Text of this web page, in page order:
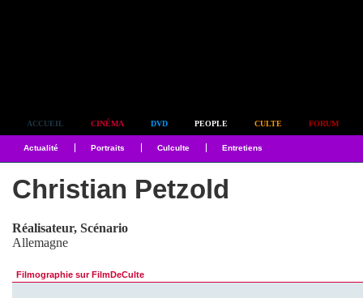
ACCUEIL CINÉMA DVD PEOPLE CULTE FORUM
Actualité Portraits Culculte Entretiens
Christian Petzold
Réalisateur, Scénario
Allemagne
Filmographie sur FilmDeCulte